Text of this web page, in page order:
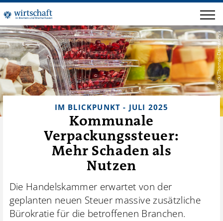
iStock/Thomas-Demarczyk
IM BLICKPUNKT - JULI 2025
Kommunale
Verpackungssteuer:
Mehr Schaden als
Nutzen
Die Handelskammer erwartet von der
geplanten neuen Steuer massive zusätzliche
Bürokratie für die betroffenen Branchen.